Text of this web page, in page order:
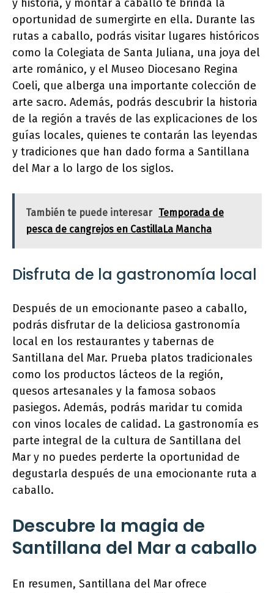
y historia, y montar a caballo te brinda la
oportunidad de sumergirte en ella. Durante las
rutas a caballo, podrás visitar lugares históricos
como la Colegiata de Santa Juliana, una joya del
arte románico, y el Museo Diocesano Regina
Coeli, que alberga una importante colección de
arte sacro. Además, podrás descubrir la historia
de la región a través de las explicaciones de los
guías locales, quienes te contarán las leyendas
y tradiciones que han dado forma a Santillana
del Mar a lo largo de los siglos.
También te puede interesar Temporada de
pesca de cangrejos en CastillaLa Mancha
Disfruta de la gastronomía local
Después de un emocionante paseo a caballo,
podrás disfrutar de la deliciosa gastronomía
local en los restaurantes y tabernas de
Santillana del Mar. Prueba platos tradicionales
como los productos lácteos de la región,
quesos artesanales y la famosa sobaos
pasiegos. Además, podrás maridar tu comida
con vinos locales de calidad. La gastronomía es
parte integral de la cultura de Santillana del
Mar y no puedes perderte la oportunidad de
degustarla después de una emocionante ruta a
caballo.
Descubre la magia de
Santillana del Mar a caballo
En resumen, Santillana del Mar ofrece